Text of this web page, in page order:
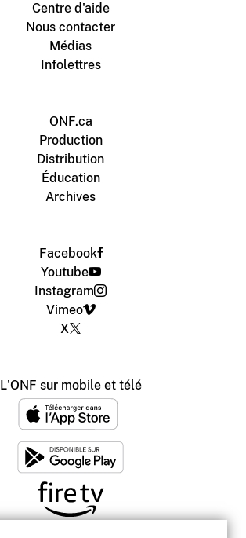
Centre d'aide
Nous contacter
Médias
Infolettres
ONF.ca
Production
Distribution
Éducation
Archives
Facebook
Youtube
Instagram
Vimeo
X
L'ONF sur mobile et télé